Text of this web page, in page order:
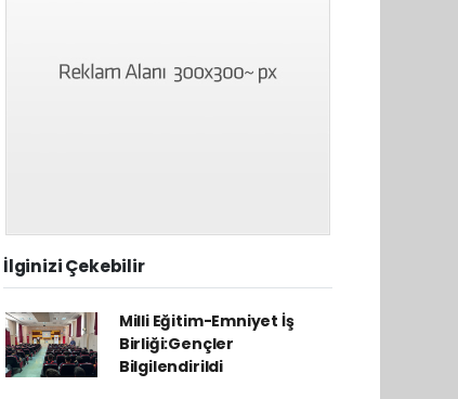
İlginizi Çekebilir
Milli Eğitim-Emniyet İş
Birliği:Gençler
Bilgilendirildi